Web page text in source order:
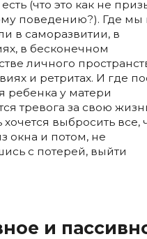
(что это как не
поведению?). Где мы
в саморазвитии, в
в бесконечном
личного
и ретритах. И где
ребенка у матери
тревога за свою
хочется выбросить все,
окна и потом, не
с потерей, выйти
и